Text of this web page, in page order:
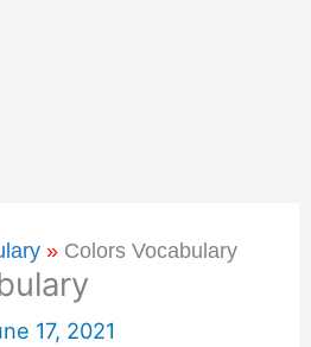
Colors Vocabulary
17, 2021